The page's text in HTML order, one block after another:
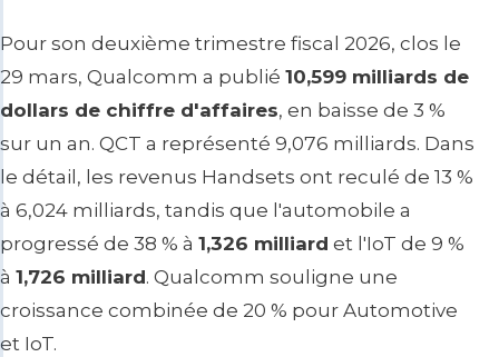
Pour son deuxième trimestre fiscal 2026, clos le
29 mars, Qualcomm a publié 10,599 milliards de
dollars de chiffre d'affaires, en baisse de 3 %
sur un an. QCT a représenté 9,076 milliards. Dans
le détail, les revenus Handsets ont reculé de 13 %
à 6,024 milliards, tandis que l'automobile a
progressé de 38 % à 1,326 milliard et l'IoT de 9 %
à 1,726 milliard. Qualcomm souligne une
croissance combinée de 20 % pour Automotive
et IoT.